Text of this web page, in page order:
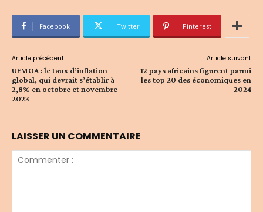
Facebook Twitter Pinterest
Article précédent
UEMOA : le taux d’inflation
global, qui devrait s’établir à
2,8% en octobre et novembre
2023
Article suivant
12 pays africains figurent parmi
les top 20 des économiques en
2024
LAISSER UN COMMENTAIRE